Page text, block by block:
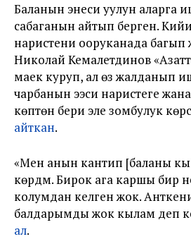
Баланын энеси уулун аларга
сабаганын айтып берген.
наристени ооруканада багып
Николай Кемалетдинов
маек куруп, ал өзү жалданып
чарбанын ээси наристеге
көптөн бери эле зомбулук
айткан.
«Мен анын кантип [баланы
көрдүм. Бирок ага каршы бир
колумдан келген жок. Анткени
балдарымды жок кылам деп
ал.